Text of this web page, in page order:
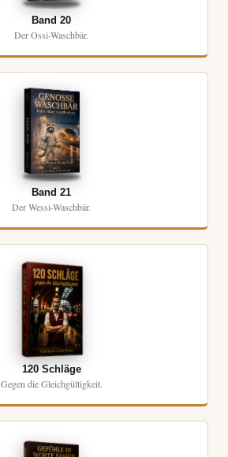
Band 20
Der Ossi-Waschbär.
Band 21
Der Wessi-Waschbär.
120 Schläge
Gegen die Gleichgültigkeit.